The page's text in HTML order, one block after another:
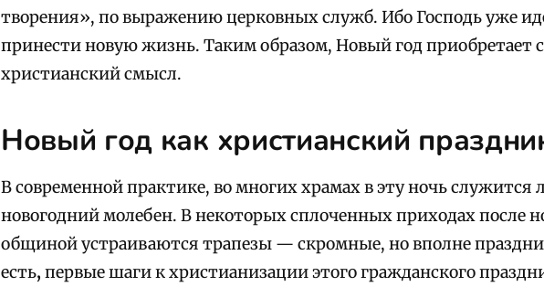
творения», по выражению церковных служб. Ибо Господь уже
принести новую жизнь. Таким образом, Новый год приобретает
христианский смысл.
Новый год как христианский
В современной практике, во многих храмах в эту ночь служится
новогодний молебен. В некоторых сплоченных приходах после
общиной устраиваются трапезы — скромные, но вполне
есть, первые шаги к христианизации этого гражданского